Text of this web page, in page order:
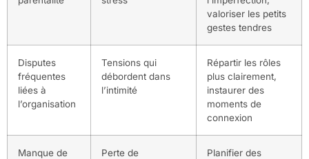
valoriser les petits
gestes tendres
Disputes
fréquentes
liées à
l’organisation
Tensions qui
débordent dans
l’intimité
Répartir les rôles
plus clairement,
instaurer des
moments de
connexion
Manque de
Perte de
Planifier des